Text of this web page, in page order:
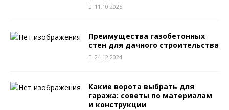
11.10.2025
Преимущества газобетонных
стен для дачного строительства
24.12.2024
Какие ворота выбрать для
гаража: советы по материалам
и конструкции